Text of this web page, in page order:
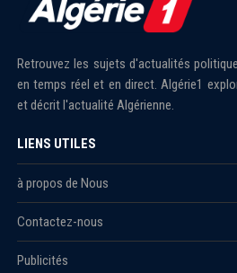
Retrouvez les sujets d'actualités
en temps réel et en direct. Algérie1
et décrit l'actualité Algérienne.
LIENS UTILES
à propos de Nous
Contactez-nous
Publicités